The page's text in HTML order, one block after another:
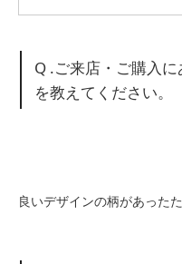
Q .ご来店・ご購入
を教えてください。
良いデザインの柄があった